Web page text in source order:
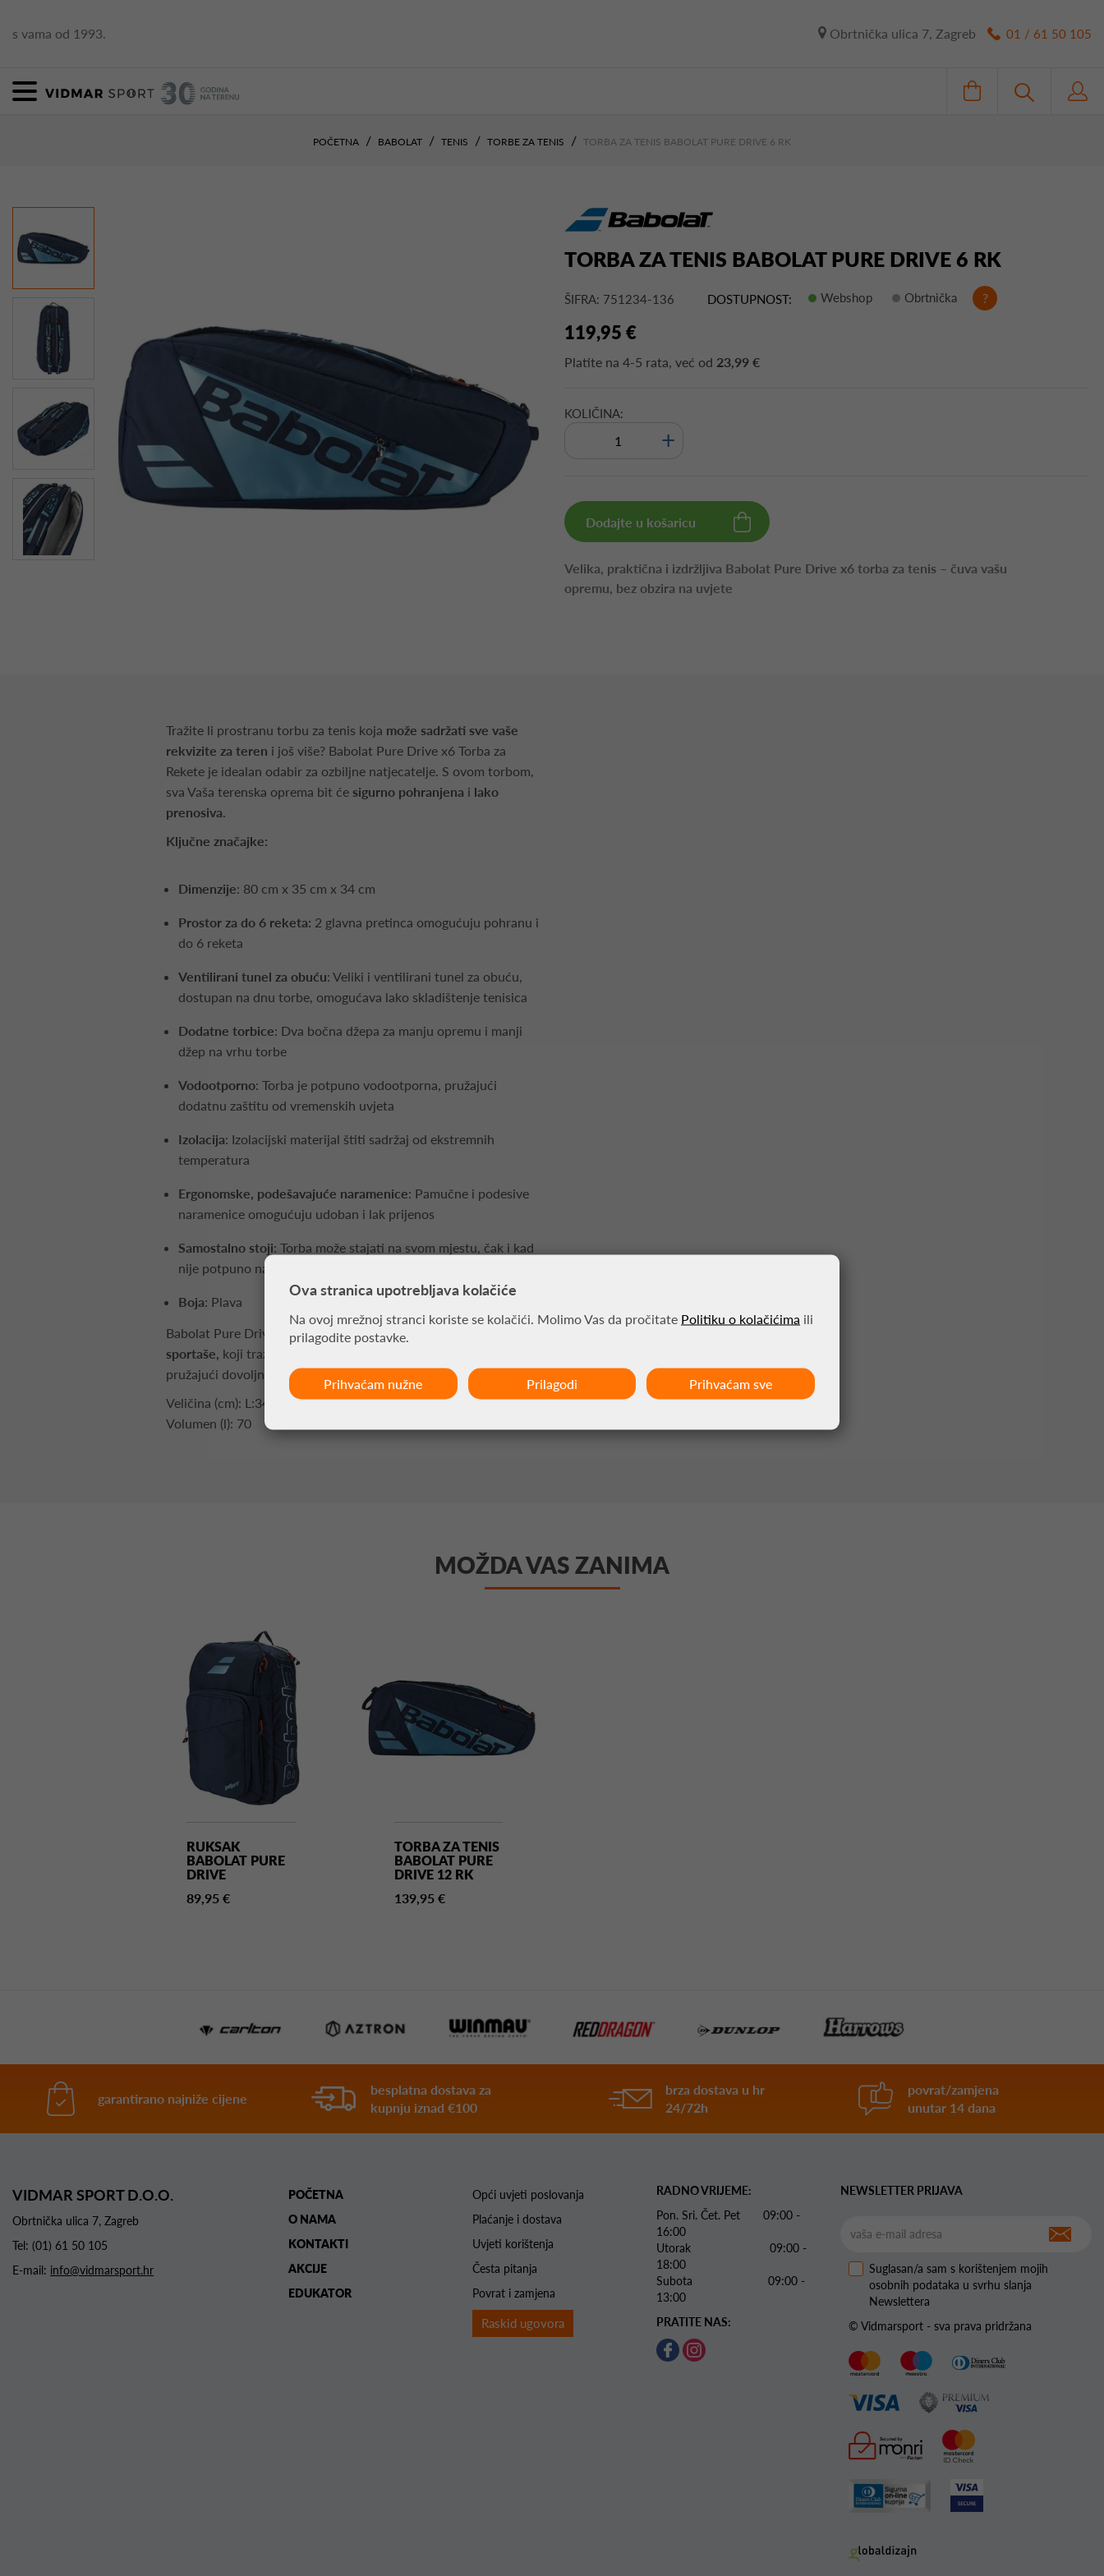
s vama od 1993. Obrtnička ulica 7, Zagreb 01 / 61 50 105
POČETNA BABOLAT TENIS TORBE ZA TENIS TORBA ZA TENIS BABOLAT PURE DRIVE 6 RK
TORBA ZA TENIS BABOLAT PURE DRIVE 6 RK
ŠIFRA: 751234-136 DOSTUPNOST: Webshop Obrtnička ?
119,95 €
Platite na 4-5 rata, već od 23,99 €
KOLIČINA:
+
Dodajte u košaricu
Velika, praktična i izdržljiva Babolat Pure Drive x6 torba za tenis – čuva vašu
opremu, bez obzira na uvjete
Tražite li prostranu torbu za tenis koja može sadržati sve vaše
rekvizite za teren i još više? Babolat Pure Drive x6 Torba za
Rekete je idealan odabir za ozbiljne natjecatelje. S ovom torbom,
sva Vaša terenska oprema bit će sigurno pohranjena i lako
prenosiva.
Ključne značajke:
Dimenzije: 80 cm x 35 cm x 34 cm
Prostor za do 6 reketa: 2 glavna pretinca omogućuju pohranu i
do 6 reketa
Ventilirani tunel za obuću: Veliki i ventilirani tunel za obuću,
dostupan na dnu torbe, omogućava lako skladištenje tenisica
Dodatne torbice: Dva bočna džepa za manju opremu i manji
džep na vrhu torbe
Vodootporno: Torba je potpuno vodootporna, pružajući
dodatnu zaštitu od vremenskih uvjeta
Izolacija: Izolacijski materijal štiti sadržaj od ekstremnih
temperatura
Ergonomske, podešavajuće naramenice: Pamučne i podesive
naramenice omogućuju udoban i lak prijenos
Samostalno stoji: Torba može stajati na svom mjestu, čak i kad
nije potpuno napunjena
Boja: Plava
Babolat Pure Drive x6 torba za rekete savršen je izbor
sportaše, koji traže torbu koja spaja
pružajući dovoljno prostora i zaštitu za Vašu opremu.
Veličina (cm): L:34 x W:80 x H:35cm
Volumen (l): 70
MOŽDA VAS ZANIMA
RUKSAK
BABOLAT PURE
DRIVE
89,95 €
TORBA ZA TENIS
BABOLAT PURE
DRIVE 12 RK
139,95 €
garantirano najniže cijene
besplatna dostava za
kupnju iznad €100
brza dostava u hr
24/72h
povrat/zamjena
unutar 14 dana
VIDMAR SPORT D.O.O.
Obrtnička ulica 7, Zagreb
Tel: (01) 61 50 105
E-mail: info@vidmarsport.hr
POČETNA
O NAMA
KONTAKTI
AKCIJE
EDUKATOR
Opći uvjeti poslovanja
Plaćanje i dostava
Uvjeti korištenja
Česta pitanja
Povrat i zamjena
Raskid ugovora
RADNO VRIJEME:
Pon. Sri. Čet. Pet 09:00 -
16:00
Utorak 09:00 -
18:00
Subota 09:00 -
13:00
PRATITE NAS:
NEWSLETTER PRIJAVA
Suglasan/a sam s korištenjem mojih
osobnih podataka u svrhu slanja
Newslettera
© Vidmarsport - sva prava pridržana
Ova stranica upotrebljava kolačiće
Na ovoj mrežnoj stranci koriste se kolačići. Molimo Vas da pročitate Politiku o kolačićima ili
prilagodite postavke.
Prihvaćam nužne Prilagodi Prihvaćam sve